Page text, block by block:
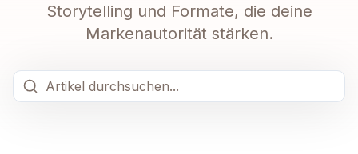
Storytelling und Formate, die deine
Markenautorität stärken.